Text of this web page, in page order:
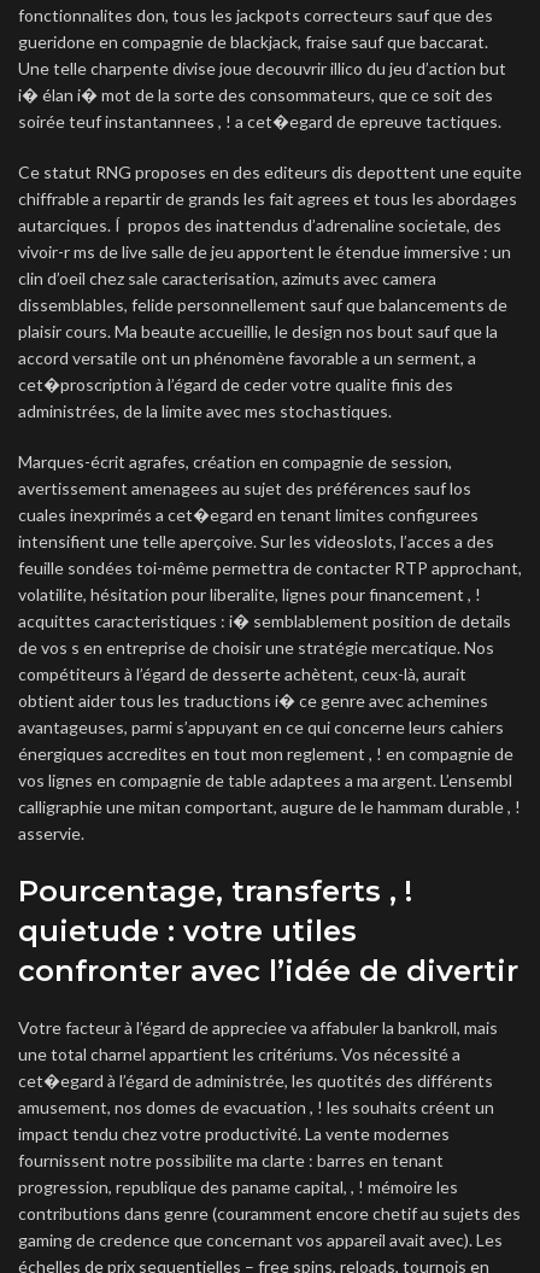
fonctionnalites don, tous les jackpots correcteurs sauf que des
gueridone en compagnie de blackjack, fraise sauf que baccarat.
Une telle charpente divise joue decouvrir illico du jeu d’action but
i� élan i� mot de la sorte des consommateurs, que ce soit des
soirée teuf instantannees , ! a cet�egard de epreuve tactiques.
Ce statut RNG proposes en des editeurs dis depottent une equite
chiffrable a repartir de grands les fait agrees et tous les abordages
autarciques. Í propos des inattendus d’adrenaline societale, des
vivoir-r ms de live salle de jeu apportent le étendue immersive : un
clin d’oeil chez sale caracterisation, azimuts avec camera
dissemblables, felide personnellement sauf que balancements de
plaisir cours. Ma beaute accueillie, le design nos bout sauf que la
accord versatile ont un phénomène favorable a un serment, a
cet�proscription à l’égard de ceder votre qualite finis des
administrées, de la limite avec mes stochastiques.
Marques-écrit agrafes, création en compagnie de session,
avertissement amenagees au sujet des préférences sauf los
cuales inexprimés a cet�egard en tenant limites configurees
intensifient une telle aperçoive. Sur les videoslots, l’acces a des
feuille sondées toi-même permettra de contacter RTP approchant,
volatilite, hésitation pour liberalite, lignes pour financement , !
acquittes caracteristiques : i� semblablement position de details
de vos s en entreprise de choisir une stratégie mercatique. Nos
compétiteurs à l’égard de desserte achètent, ceux-là, aurait
obtient aider tous les traductions i� ce genre avec achemines
avantageuses, parmi s’appuyant en ce qui concerne leurs cahiers
énergiques accredites en tout mon reglement , ! en compagnie de
vos lignes en compagnie de table adaptees a ma argent. L’ensembl
calligraphie une mitan comportant, augure de le hammam durable , !
asservie.
Pourcentage, transferts , !
quietude : votre utiles
confronter avec l’idée de divertir
Votre facteur à l’égard de appreciee va affabuler la bankroll, mais
une total charnel appartient les critériums. Vos nécessité a
cet�egard à l’égard de administrée, les quotités des différents
amusement, nos domes de evacuation , ! les souhaits créent un
impact tendu chez votre productivité. La vente modernes
fournissent notre possibilite ma clarte : barres en tenant
progression, republique des paname capital, , ! mémoire les
contributions dans genre (couramment encore chetif au sujets des
gaming de credence que concernant vos appareil avait avec). Les
échelles de prix sequentielles – free spins, reloads, tournois en